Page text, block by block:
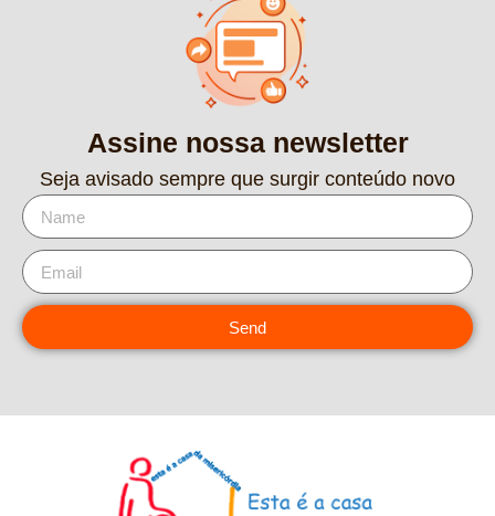
Assine nossa newsletter
Seja avisado sempre que surgir conteúdo novo
Send